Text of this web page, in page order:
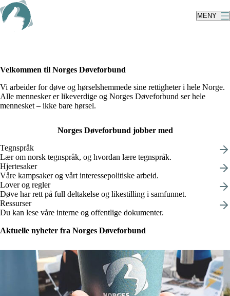
Skip
to
main
content
MENY
Velkommen til Norges Døveforbund
Vi arbeider for døve og hørselshemmede sine rettigheter i hele Norge.
Alle mennesker er likeverdige og Norges Døveforbund ser hele
mennesket – ikke bare hørsel.
Norges Døveforbund jobber med
Tegnspråk
Lær om norsk tegnspråk, og hvordan lære tegnspråk.
Hjertesaker
Våre kampsaker og vårt interessepolitiske arbeid.
Lover og regler
Døve har rett på full deltakelse og likestilling i samfunnet.
Ressurser
Du kan lese våre interne og offentlige dokumenter.
Aktuelle nyheter fra Norges Døveforbund